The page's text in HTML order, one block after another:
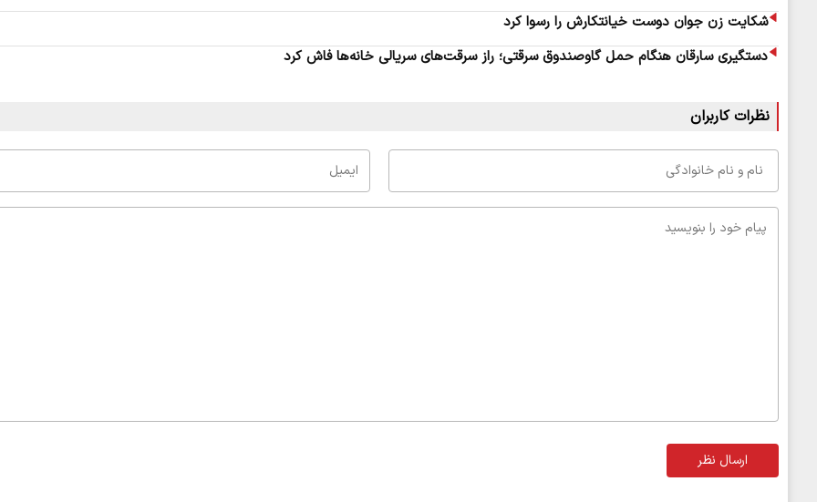
شکایت زن جوان دوست خیانتکارش را رسوا کرد
دستگیری سارقان هنگام حمل گاوصندوق سرقتی؛ راز سرقت‌های سریالی خانه‌ها فاش کرد
نظرات کاربران
ارسال نظر